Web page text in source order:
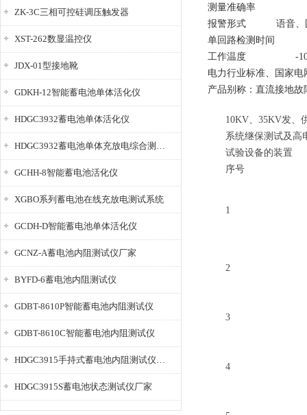
ZK-3C三相可控硅调压触发器
XST-262数显温控仪
JDX-01型接地靴
GDKH-12智能蓄电池单体活化仪
HDGC3932蓄电池单体活化仪
HDGC3932蓄电池单体充放电综合测试仪
GCHH-8智能蓄电池活化仪
XGBO系列蓄电池在线充放电测试系统
GCDH-D智能蓄电池单体活化仪
GCNZ-A蓄电池内阻测试仪厂家
BYFD-6蓄电池内阻测试仪
GDBT-8610P智能蓄电池内阻测试仪
GDBT-8610C智能蓄电池内阻测试仪
HDGC3915手持式蓄电池内阻测试仪厂家
HDGC3915S蓄电池状态测试仪厂家
测量准确率
报警形式 语音、图
单回路检测
工作温度 -
电力行业标准、国家
产品别称：直流接地
10KV、35KV发、
系统继保测试及高
试验设备的装置
序号
1
2
3
4